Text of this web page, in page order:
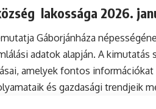
lakossága 2026.
Gáborjánháza
adatok alapján. A kimutatás
amelyek fontos
és gazdasági trendjeik